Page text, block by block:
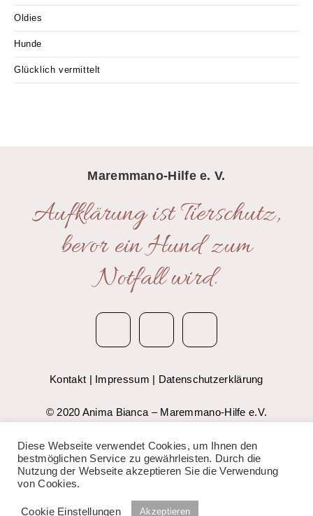
Oldies
Hunde
Glücklich vermittelt
Maremmano-Hilfe e. V.
Aufklärung ist Tierschutz,
bevor ein Hund zum
Notfall wird.
Kontakt | Impressum | Datenschutzerklärung
© 2020 Anima Bianca – Maremmano-Hilfe e.V.
Diese Webseite verwendet Cookies, um Ihnen den
bestmöglichen Service zu gewährleisten. Durch die
Nutzung der Webseite akzeptieren Sie die Verwendung
von Cookies.
Cookie Einstellungen Akzeptieren